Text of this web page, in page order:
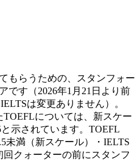
もらうための、スタンフォー
です（2026年1月21日より前
は変更ありません）。
TOEFLについては、新スケー
示されています。TOEFL
未満（新スケール）・IELTS
クォーターの前にスタンフ